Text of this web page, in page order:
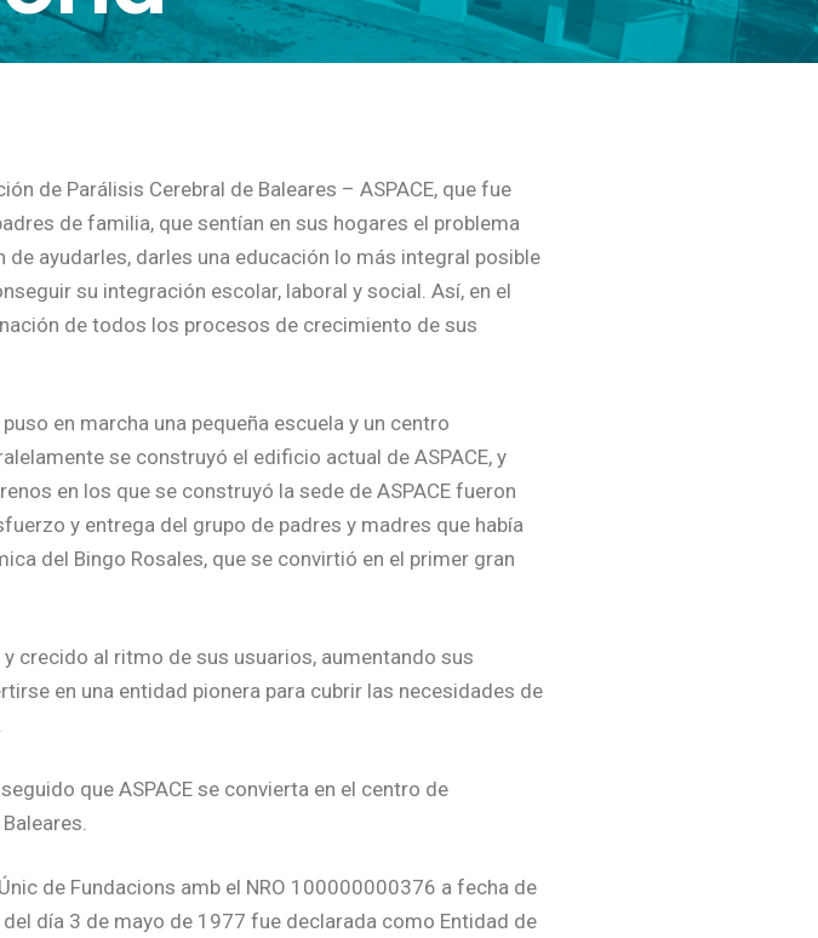
de Parálisis Cerebral de Baleares – ASPACE, que fue
de familia, que sentían en sus hogares el problema
ayudarles, darles una educación lo más integral posible
su integración escolar, laboral y social. Así, en el
de todos los procesos de crecimiento de sus
en marcha una pequeña escuela y un centro
se construyó el edificio actual de ASPACE, y
en los que se construyó la sede de ASPACE fueron
y entrega del grupo de padres y madres que había
del Bingo Rosales, que se convirtió en el primer gran
crecido al ritmo de sus usuarios, aumentando sus
en una entidad pionera para cubrir las necesidades de
que ASPACE se convierta en el centro de
de Fundacions amb el NRO 100000000376 a fecha de
día 3 de mayo de 1977 fue declarada como Entidad de